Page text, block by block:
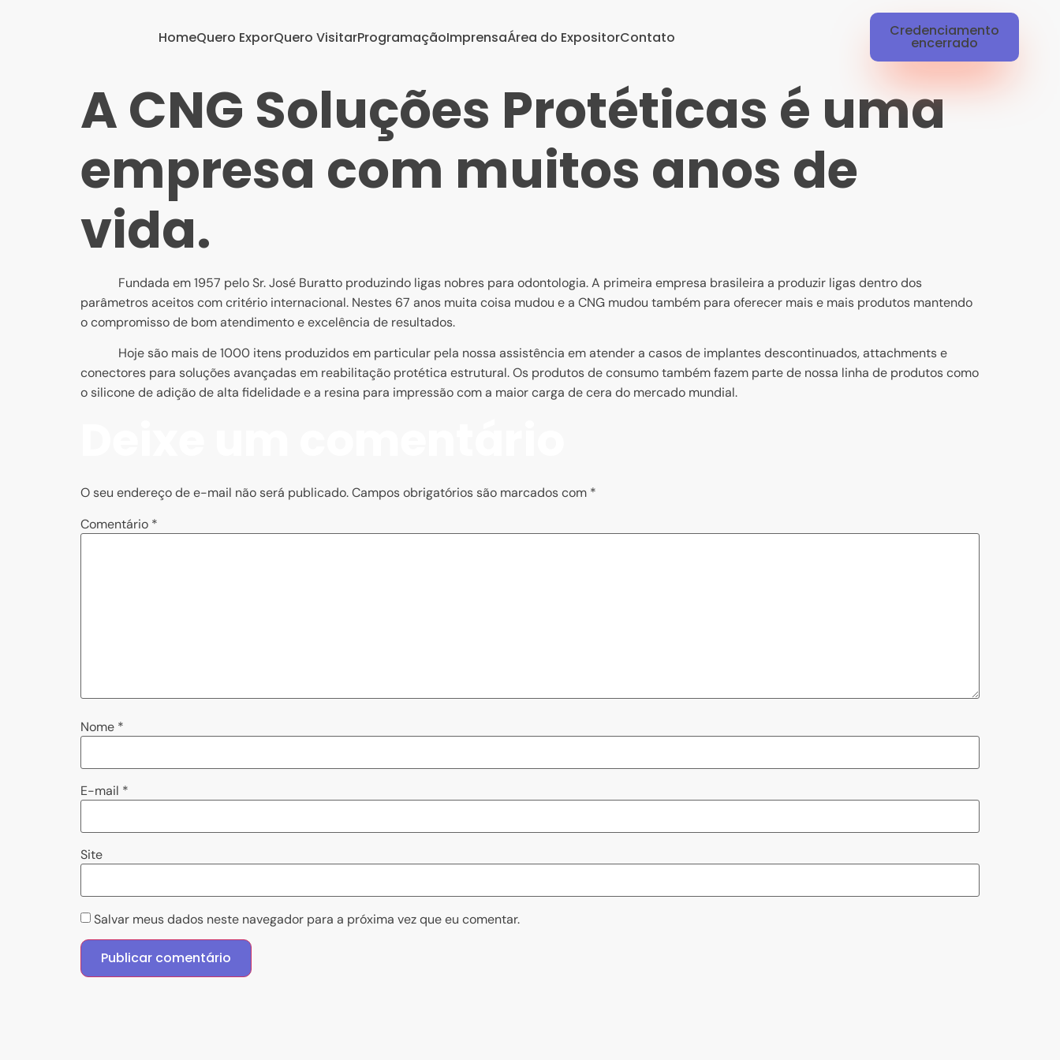
HomeQuero ExporQuero VisitarProgramaçãoImprensaÁrea do ExpositorContato Credenciamento
encerrado
A CNG Soluções Protéticas é uma
empresa com muitos anos de
vida.
Fundada em 1957 pelo Sr. José Buratto produzindo ligas nobres para odontologia. A primeira empresa brasileira a produzir ligas dentro dos
parâmetros aceitos com critério internacional. Nestes 67 anos muita coisa mudou e a CNG mudou também para oferecer mais e mais produtos mantendo
o compromisso de bom atendimento e excelência de resultados.
Hoje são mais de 1000 itens produzidos em particular pela nossa assistência em atender a casos de implantes descontinuados, attachments e
conectores para soluções avançadas em reabilitação protética estrutural. Os produtos de consumo também fazem parte de nossa linha de produtos como
o silicone de adição de alta fidelidade e a resina para impressão com a maior carga de cera do mercado mundial.
O seu endereço de e-mail não será publicado.Campos obrigatórios são marcados com *
Comentário *
Nome *
E-mail *
Site
Salvar meus dados neste navegador para a próxima vez que eu comentar.